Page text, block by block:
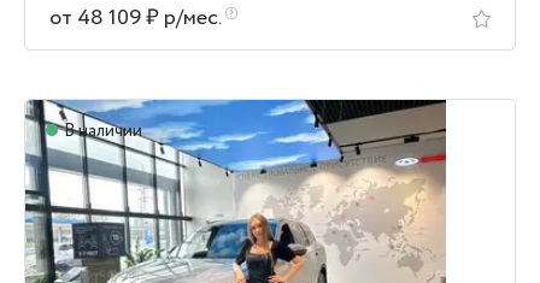
от 48 109 ₽ р/мес.
В наличии